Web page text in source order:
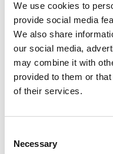
We use cookies to
provide social media
We also share
our social media,
may combine it with
provided to them or
of their services.
Selection
Necessary
unterstützt, schneller
treffen? Entdecken
Copiloten von VCxray